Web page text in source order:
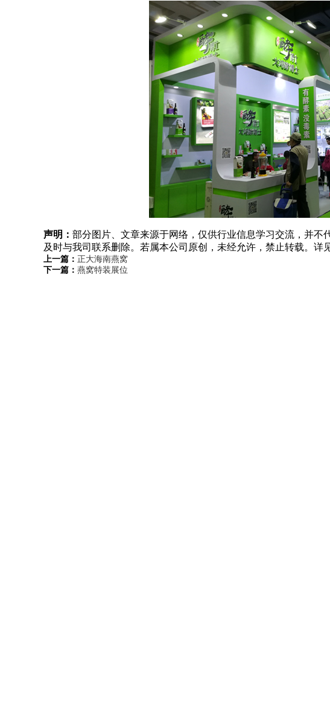
声明： 部分图片、文章来源于网络，仅供行业信息学习交流，并
及时与我司联系删除。若属本公司原创，未经允许，禁止转载。详
上一篇： 正大海南燕窝
下一篇： 燕窝特装展位